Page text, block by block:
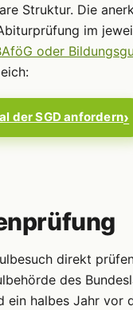
Struktur. Die
im
oder
der SGD anfordern
direkt
des
ein halbes Jahr vor